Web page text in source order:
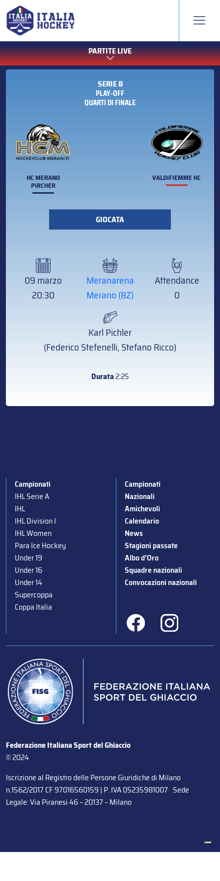
PARTITE LIVE
SERIE B
PLAY-OFF
QUARTI DI FINALE
HC MERANO
PIRCHER
VALDIFIEMME HC
GIOCATA
09 marzo
20:30
Meranarena
Merano (BZ)
Attendance
0
Karl Pichler
(Federico Stefenelli, Stefano Ricco)
Durata2:25
Campionati
IHL Serie A
IHL
IHL Division I
IHL Women
Para Ice Hockey
Under 19
Under 16
Under 14
Supercoppa
Coppa Italia
Campionati
Nazionali
Amichevoli
Calendario
News
Stagioni passate
Albo d’Oro
Squadre nazionali
Convocazioni nazionali
Federazione Italiana Sport del Ghiaccio
© 2024
Iscrizione al Registro delle Persone Giuridiche di Milano
n.1562/2017 CF 97016560159 | P. IVA 05235981007 Sede
Legale: Via Piranesi 46 – 20137 – Milano